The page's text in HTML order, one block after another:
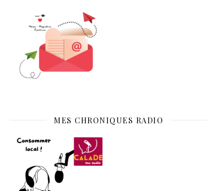
MES CHRONIQUES RADIO